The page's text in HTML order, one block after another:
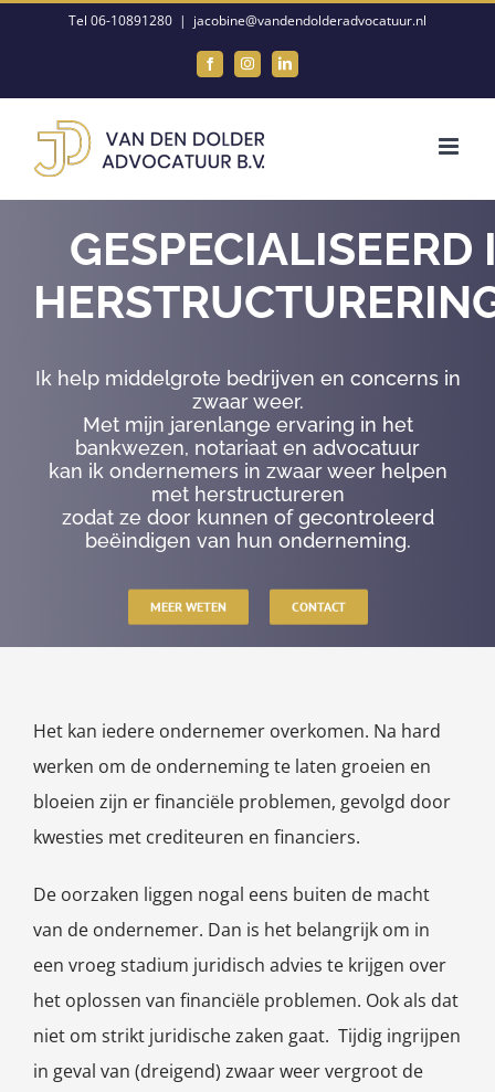
Tel 06-10891280 | jacobine@vandendolderadvocatuur.nl
FacebookInstagramLinkedIn
GESPECIALISEERD
Ik help middelgrote bedrijven en concerns in
zwaar weer.
Met mijn jarenlange ervaring in het
bankwezen, notariaat en advocatuur
kan ik ondernemers in zwaar weer helpen
met herstructureren
zodat ze door kunnen of gecontroleerd
beëindigen van hun onderneming.
MEER WETEN CONTACT
Het kan iedere ondernemer overkomen. Na hard
werken om de onderneming te laten groeien en
bloeien zijn er financiële problemen, gevolgd door
kwesties met crediteuren en financiers.
De oorzaken liggen nogal eens buiten de macht
van de ondernemer. Dan is het belangrijk om in
een vroeg stadium juridisch advies te krijgen over
het oplossen van financiële problemen. Ook als dat
niet om strikt juridische zaken gaat. Tijdig ingrijpen
in geval van (dreigend) zwaar weer vergroot de